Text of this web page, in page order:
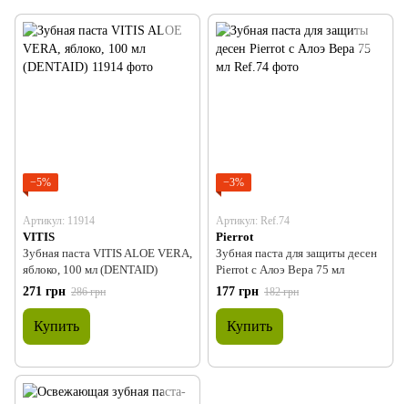
−5%
Артикул: 11914
VITIS
Зубная паста VITIS ALOE VERA,
яблоко, 100 мл (DENTAID)
271 грн 286 грн
Купить
−3%
Артикул: Ref.74
Pierrot
Зубная паста для защиты десен
Pierrot с Алоэ Вера 75 мл
177 грн 182 грн
Купить